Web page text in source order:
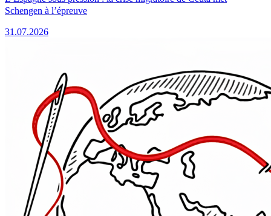
Schengen à l’épreuve
31.07.2026